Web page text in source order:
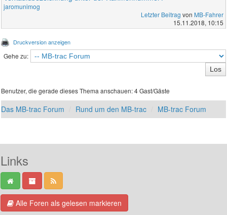
jaromunimog
Letzter Beitrag von MB-Fahrer
15.11.2018, 10:15
Druckversion anzeigen
Gehe zu:
Benutzer, die gerade dieses Thema anschauen: 4 Gast/Gäste
Das MB-trac Forum Rund um den MB-trac MB-trac Forum
Links
Alle Foren als gelesen markieren